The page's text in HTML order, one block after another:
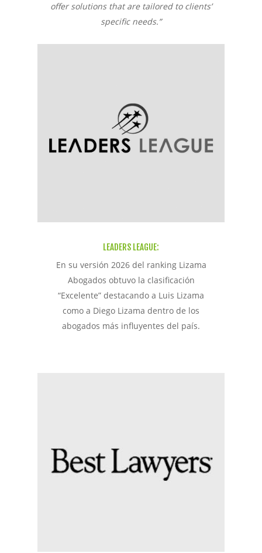
offer solutions that are tailored to clients’
specific needs.”
LEADERS LEAGUE:
En su versión 2026 del ranking Lizama
Abogados obtuvo la clasificación
“Excelente” destacando a Luis Lizama
como a Diego Lizama dentro de los
abogados más influyentes del país.